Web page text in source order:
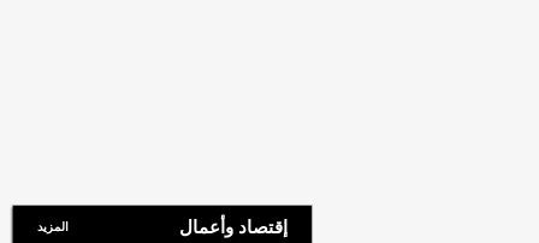
إقتصاد وأعمال المزيد